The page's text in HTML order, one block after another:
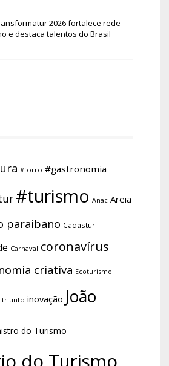
2026 fortalece rede
e destaca talentos do Brasil
#forro #gastronomia
#turismo Anac Areia
paraibano Cadastur
Carnaval coronavírus
criativa Ecoturismo
triunfo inovação João
do Turismo